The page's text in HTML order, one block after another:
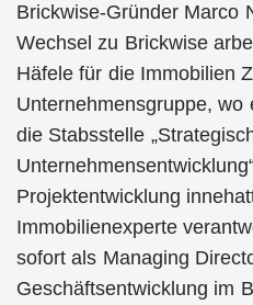
Brickwise-Gründer Marco
Wechsel zu Brickwise
Häfele für die Immobilien
Unternehmensgruppe, wo
die Stabsstelle
Projektentwicklung
Immobilienexperte
sofort als Managing
Geschäftsentwicklung im